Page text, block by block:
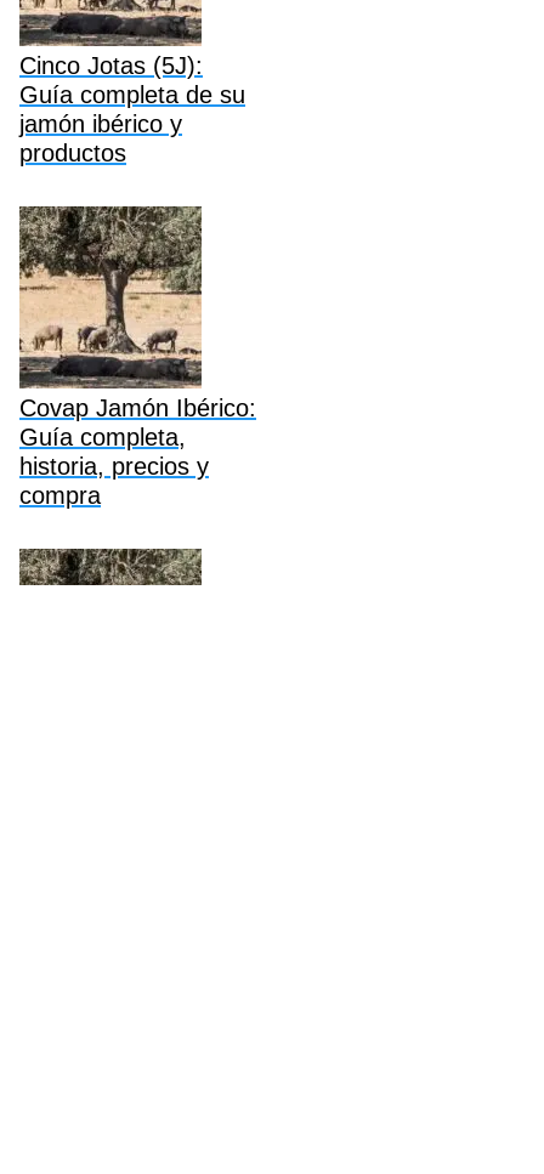
Cinco Jotas (5J):
Guía completa de su
jamón ibérico y
productos
Covap Jamón Ibérico:
Guía completa,
historia, precios y
compra